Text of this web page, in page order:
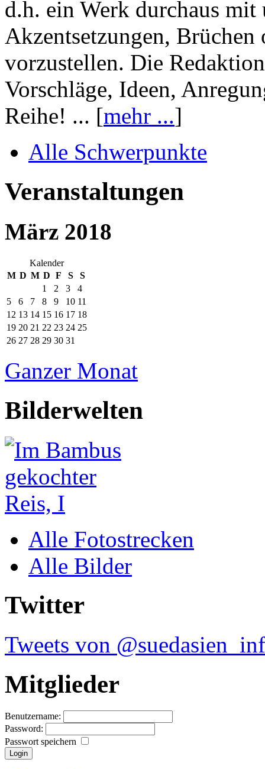
d.h. ein Werk durchaus mit
Akzentsetzungen, Brüchen
vorzustellen. Die
Vorschläge, Ideen,
Reihe! ... [mehr ...]
Alle Schwerpunkte
Veranstaltungen
März 2018
Kalender
M D M D F S
S
1
2 3
4
5
6 7 8 9 10 11
12 13 14 15 16 17 18
19 20 21 22 23 24 25
26 27 28 29 30 31
Ganzer Monat
Bilderwelten
Alle Fotostrecken
Alle Bilder
Twitter
Tweets von
Mitglieder
Benutzername:
Password:
Passwort speichern